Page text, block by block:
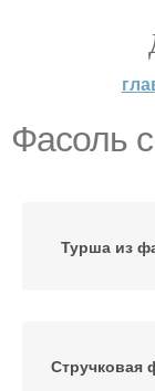
Фасоль
Турша из
Стручковая